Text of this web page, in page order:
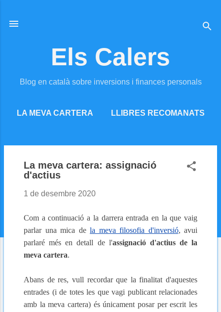
Els Calers
Blog en català sobre inversions i finances personals
LA MEVA CARTERA LLIBRES RECOMANATS
La meva cartera: assignació
d'actius
1 de desembre 2020
Com a continuació a la darrera entrada en la que vaig
parlar una mica de la meva filosofia d'inversió, avui
parlaré més en detall de l'assignació d'actius de la
meva cartera.
Abans de res, vull recordar que la finalitat d'aquestes
entrades (i de totes les que vagi publicant relacionades
amb la meva cartera) és únicament posar per escrit les